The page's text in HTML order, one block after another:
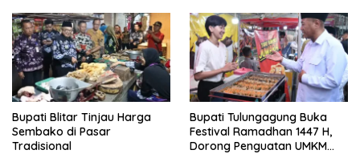
Bupati Blitar Tinjau Harga
Sembako di Pasar
Tradisional
Bupati Tulungagung Buka
Festival Ramadhan 1447 H,
Dorong Penguatan UMKM